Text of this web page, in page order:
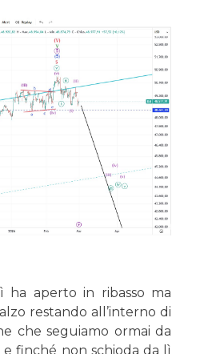
ha aperto in ribasso ma
restando all’interno di
che seguiamo ormai da
finché non schioda da lì